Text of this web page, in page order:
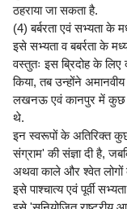
ठहराया जा सकता है.
(4) बर्बरता एवं सभ्यता के
इसे सभ्यता व बबर्रता के
वस्तुतः इस ब्रिदोह के लिए
किया, तब उन्होंने अमानवीय
लखनऊ एवं कानपुर में कुछ
थे.
इन स्वरूपों के अतिरिक्त
संग्राम' की संज्ञा दी है,
अथवा काले और श्वेत लोगों
इसे पाश्चात्य एवं पूर्वी